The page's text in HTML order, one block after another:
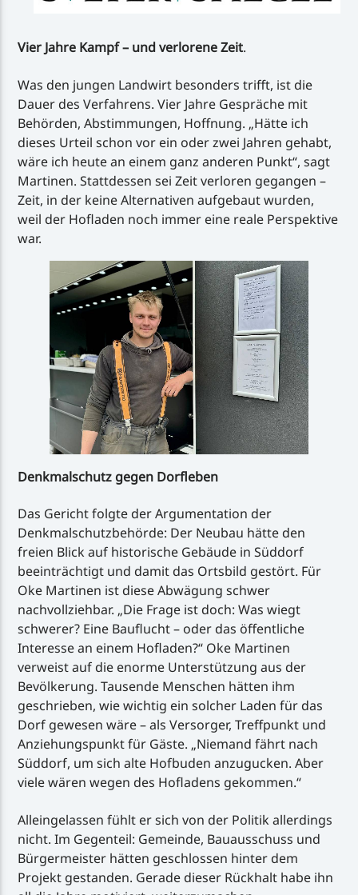
Vier Jahre Kampf – und verlorene Zeit.
Was den jungen Landwirt besonders trifft, ist die
Dauer des Verfahrens. Vier Jahre Gespräche mit
Behörden, Abstimmungen, Hoffnung. „Hätte ich
dieses Urteil schon vor ein oder zwei Jahren gehabt,
wäre ich heute an einem ganz anderen Punkt“, sagt
Martinen. Stattdessen sei Zeit verloren gegangen –
Zeit, in der keine Alternativen aufgebaut wurden,
weil der Hofladen noch immer eine reale Perspektive
war.
Denkmalschutz gegen Dorfleben
Das Gericht folgte der Argumentation der
Denkmalschutzbehörde: Der Neubau hätte den
freien Blick auf historische Gebäude in Süddorf
beeinträchtigt und damit das Ortsbild gestört. Für
Oke Martinen ist diese Abwägung schwer
nachvollziehbar. „Die Frage ist doch: Was wiegt
schwerer? Eine Bauflucht – oder das öffentliche
Interesse an einem Hofladen?“ Oke Martinen
verweist auf die enorme Unterstützung aus der
Bevölkerung. Tausende Menschen hätten ihm
geschrieben, wie wichtig ein solcher Laden für das
Dorf gewesen wäre – als Versorger, Treffpunkt und
Anziehungspunkt für Gäste. „Niemand fährt nach
Süddorf, um sich alte Hofbuden anzugucken. Aber
viele wären wegen des Hofladens gekommen.“
Alleingelassen fühlt er sich von der Politik allerdings
nicht. Im Gegenteil: Gemeinde, Bauausschuss und
Bürgermeister hätten geschlossen hinter dem
Projekt gestanden. Gerade dieser Rückhalt habe ihn